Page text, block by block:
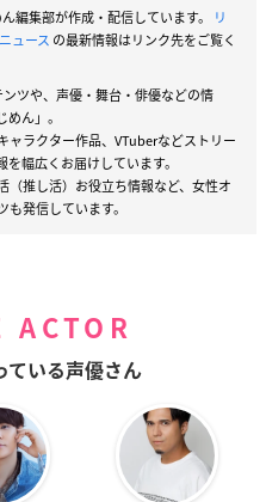
編集部が作成・配信しています。
リ
ニュース の最新情報はリンク先をご覧く
ツや、声優・舞台・俳優などの情
ん」。
ャラクター作品、VTuberなどストリー
幅広くお届けしています。
（推し活）お役立ち情報など、女性オ
発信しています。
ACTOR
ている声優さん